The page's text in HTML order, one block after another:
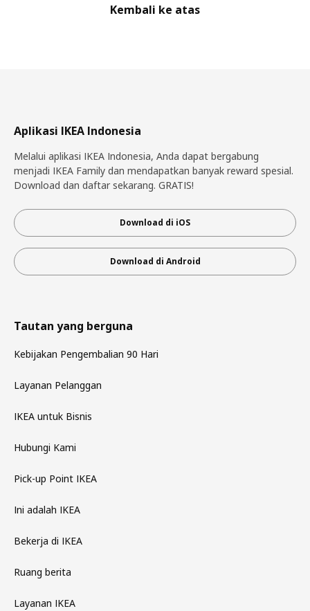
Kembali ke atas
Aplikasi IKEA Indonesia
Melalui aplikasi IKEA Indonesia, Anda dapat bergabung
menjadi IKEA Family dan mendapatkan banyak reward spesial.
Download dan daftar sekarang. GRATIS!
Download di iOS
Download di Android
Tautan yang berguna
Kebijakan Pengembalian 90 Hari
Layanan Pelanggan
IKEA untuk Bisnis
Hubungi Kami
Pick-up Point IKEA
Ini adalah IKEA
Bekerja di IKEA
Ruang berita
Layanan IKEA